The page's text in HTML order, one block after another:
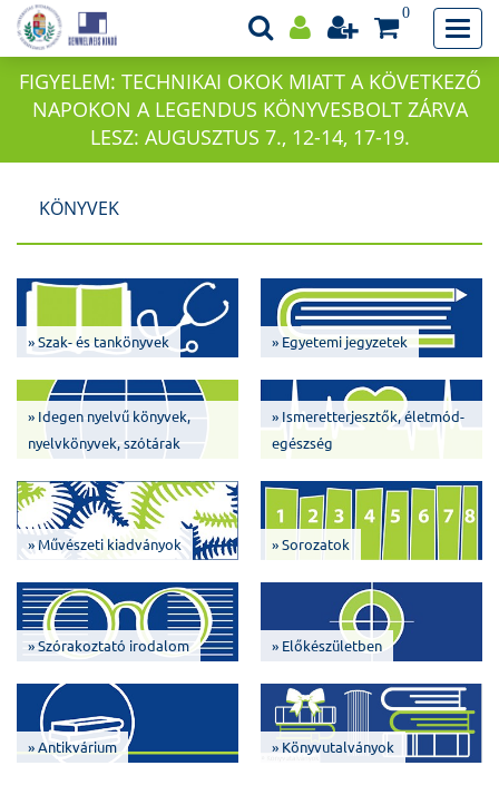
0
FIGYELEM: TECHNIKAI OKOK MIATT A KÖVETKEZŐ
NAPOKON A LEGENDUS KÖNYVESBOLT ZÁRVA
LESZ: AUGUSZTUS 7., 12-14, 17-19.
KÖNYVEK
» Szak- és tankönyvek » Egyetemi jegyzetek
» Idegen nyelvű könyvek,
nyelvkönyvek, szótárak
» Ismeretterjesztők, életmód-
egészség
» Művészeti kiadványok » Sorozatok
» Szórakoztató irodalom » Előkészületben
» Antikvárium » Könyvutalványok